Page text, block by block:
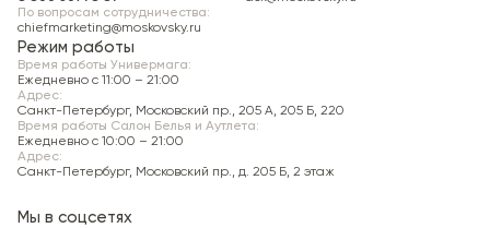
Самовывоз
Пункт самовывоза:
Санкт-Петербург, Московский пр., д. 205, литера А,
Женский зал.
Хранение неоплаченного заказа —
подтверждения.
По вопросам сотрудничества:
chiefmarketing@moskovsky.ru
Режим работы
Время работы Универмага:
Ежедневно c 11:00 – 21:00
Адрес:
Санкт-Петербург, Московский пр., 205 А, 205 Б, 220
Время работы Салон Белья и Аутлета:
Ежедневно c 10:00 – 21:00
Адрес:
Санкт-Петербург, Московский пр., д. 205 Б, 2 этаж
Мы в соцсетях